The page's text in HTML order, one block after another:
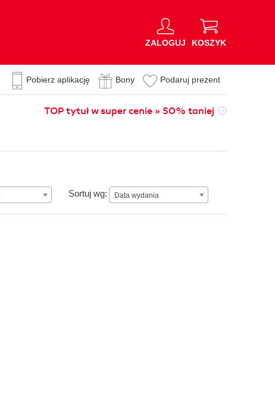
ZALOGUJ KOSZYK
Pobierz aplikację Bony Podaruj prezent
TOP tytuł w super cenie » 50% taniej
Sortuj wg: Data wydania
Data wydania